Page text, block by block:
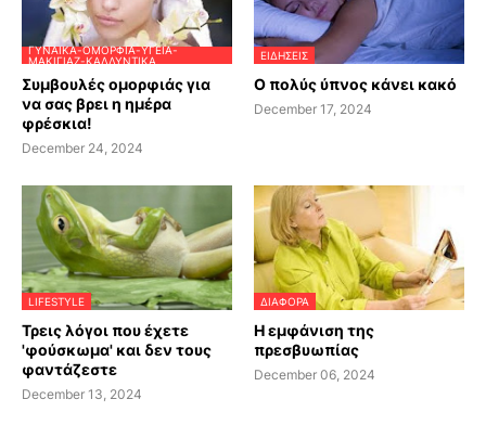
ΓΥΝΑΊΚΑ-ΟΜΟΡΦΙΆ-ΥΓΕΊΑ-
ΜΑΚΙΓΙΆΖ-ΚΑΛΛΥΝΤΙΚΆ
Συμβουλές ομορφιάς για
να σας βρει η ημέρα
φρέσκια!
December 24, 2024
ΕΙΔΗΣΕΙΣ
Ο πολύς ύπνος κάνει κακό
December 17, 2024
LIFESTYLE
Τρεις λόγοι που έχετε
'φούσκωμα' και δεν τους
φαντάζεστε
December 13, 2024
ΔΙΆΦΟΡΑ
Η εμφάνιση της
πρεσβυωπίας
December 06, 2024